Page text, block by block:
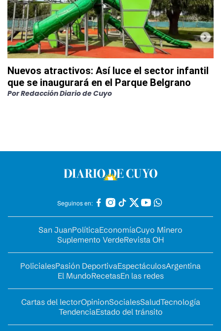
Nuevos atractivos: Así luce el sector infantil
que se inaugurará en el Parque Belgrano
PorRedacción Diario de Cuyo
Seguinos en:
San JuanPolíticaEconomíaCuyo Minero
Suplemento VerdeRevista OH
PolicialesPasión DeportivaEspectáculosArgentina
El MundoRecetasEn las redes
Cartas del lectorOpinionSocialesSaludTecnología
TendenciaEstado del tránsito